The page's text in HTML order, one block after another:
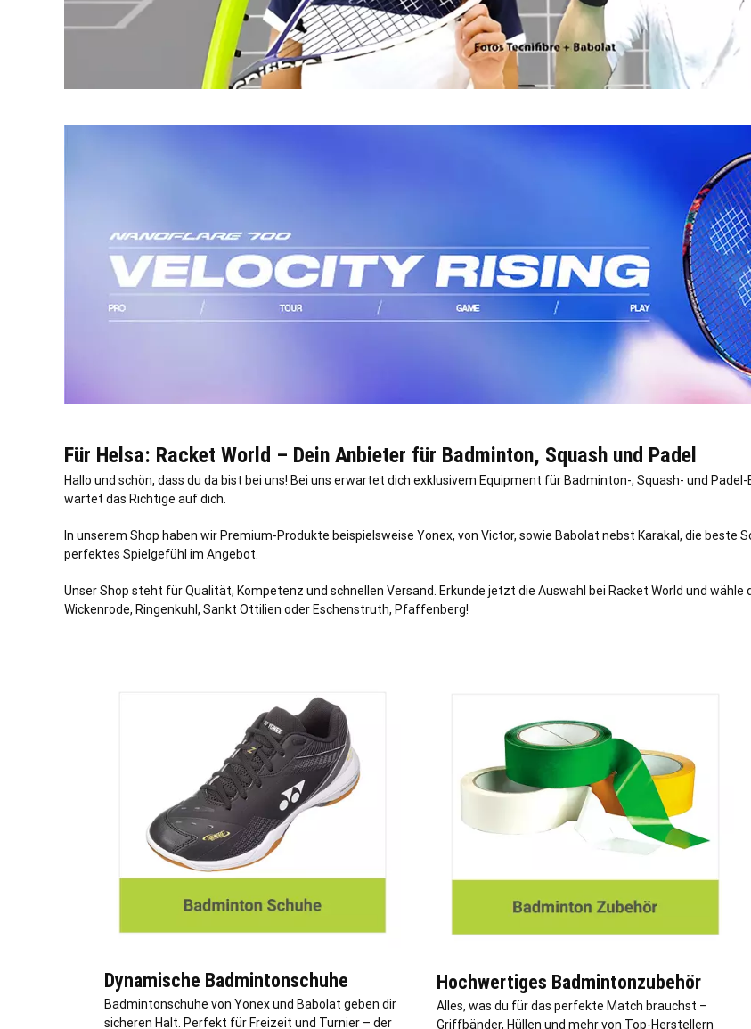
Für Helsa: Racket World – Dein Anbieter für Badminton, Squash und Padel
Hallo und schön, dass du da bist bei uns! Bei uns erwartet dich exklusivem Equipment für Badminton-, Squash- und
wartet das Richtige auf dich.
In unserem Shop haben wir Premium-Produkte beispielsweise Yonex, von Victor, sowie Babolat nebst Karakal, die beste
perfektes Spielgefühl im Angebot.
Unser Shop steht für Qualität, Kompetenz und schnellen Versand. Erkunde jetzt die Auswahl bei Racket World und
Wickenrode, Ringenkuhl, Sankt Ottilien oder Eschenstruth, Pfaffenberg!
Dynamische Badmintonschuhe
Badmintonschuhe von Yonex und Babolat geben dir
sicheren Halt. Perfekt für Freizeit und Turnier – der
Hochwertiges Badmintonzubehör
Alles, was du für das perfekte Match brauchst –
Griffbänder, Hüllen und mehr von Top-Herstellern